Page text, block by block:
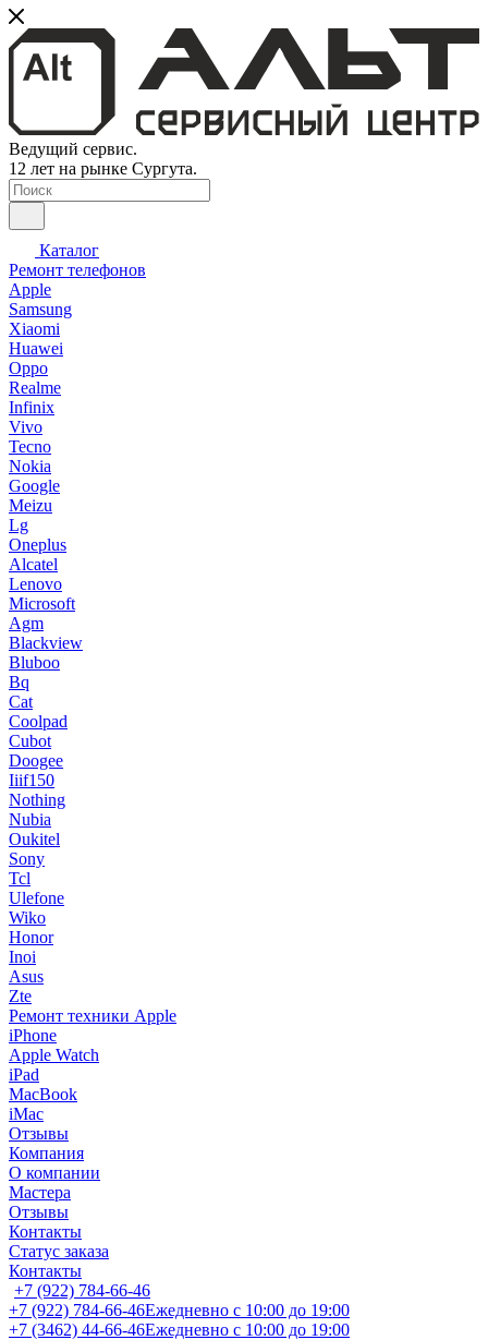
Ведущий сервис.
12 лет на рынке Сургута.
Каталог
Ремонт телефонов
Apple
Samsung
Xiaomi
Huawei
Oppo
Realme
Infinix
Vivo
Tecno
Nokia
Google
Meizu
Lg
Oneplus
Alcatel
Lenovo
Microsoft
Agm
Blackview
Bluboo
Bq
Cat
Coolpad
Cubot
Doogee
Iiif150
Nothing
Nubia
Oukitel
Sony
Tcl
Ulefone
Wiko
Honor
Inoi
Asus
Zte
Ремонт техники Apple
iPhone
Apple Watch
iPad
MacBook
iMac
Отзывы
Компания
О компании
Мастера
Отзывы
Контакты
Статус заказа
Контакты
+7 (922) 784-66-46
+7 (922) 784-66-46Ежедневно с 10:00 до 19:00
+7 (3462) 44-66-46Ежедневно с 10:00 до 19:00